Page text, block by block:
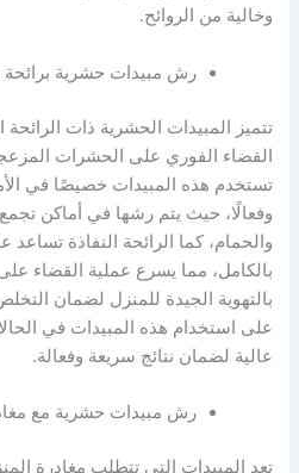
وخالية من الروائح.
رش مبيدات حشرية برائحة
تتميز المبيدات الحشرية ذات الرائحة
القضاء الفوري على الحشرات
تستخدم هذه المبيدات خصيصًا في
وفعالًا، حيث يتم رشها في أماكن
والحمام، كما الرائحة النفاذة
بالكامل، مما يسرع عملية القضاء
بالتهوية الجيدة للمنزل لضمان
على استخدام هذه المبيدات في
عالية لضمان نتائج سريعة وفعالة.
رش مبيدات حشرية مع
تعد المبيدات التي تتطلب مغادرة